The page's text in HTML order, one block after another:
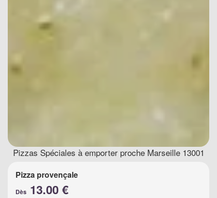
Pizzas Spéciales à emporter proche Marseille 13001
Pizza provençale
Dès 13.00 €